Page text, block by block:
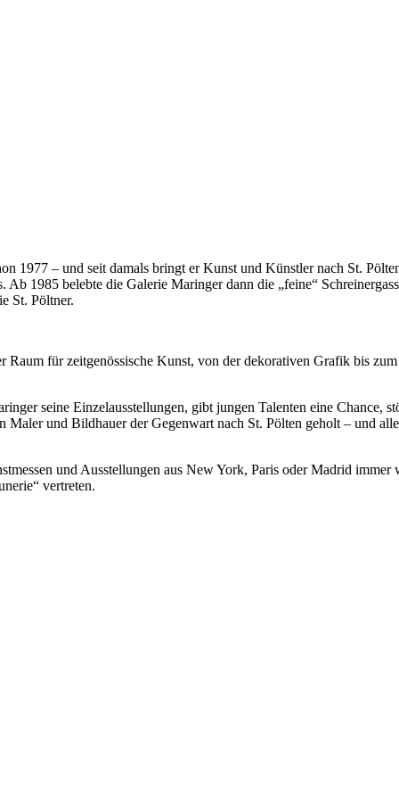
1977 – und seit damals bringt er Kunst und Künstler nach St.
1985 belebte die Galerie Maringer dann die „feine“
St. Pöltner.
Raum für zeitgenössische Kunst, von der dekorativen Grafik bis
seine Einzelausstellungen, gibt jungen Talenten eine Chance,
Maler und Bildhauer der Gegenwart nach St. Pölten geholt – und
und Ausstellungen aus New York, Paris oder Madrid
vertreten.